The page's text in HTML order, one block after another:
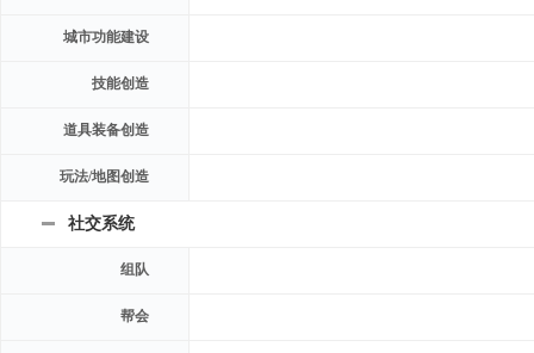
城市功能建设
技能创造
道具装备创造
玩法/地图创造
社交系统
组队
帮会